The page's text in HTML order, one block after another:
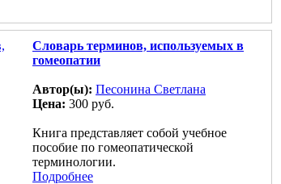
Словарь терминов, используемых в
гомеопатии
Автор(ы): Песонина Светлана
Цена: 300 руб.
Книга представляет собой учебное
пособие по гомеопатической
терминологии.
Подробнее